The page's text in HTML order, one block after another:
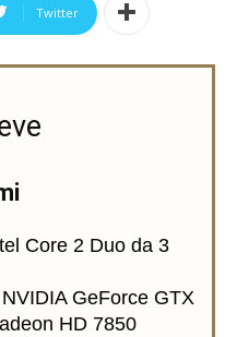
Twitter
Core 2 Duo da 3
GeForce GTX
HD 7850